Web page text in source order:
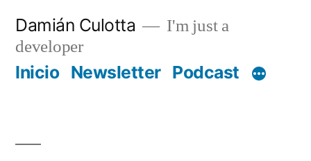
contenido
Damián Culotta
I'm just a
developer
Inicio Newsletter Podcast